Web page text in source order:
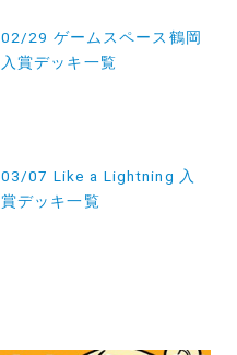
02/29 ゲームスペース鶴岡
入賞デッキ一覧
03/07 Like a Lightning 入
賞デッキ一覧